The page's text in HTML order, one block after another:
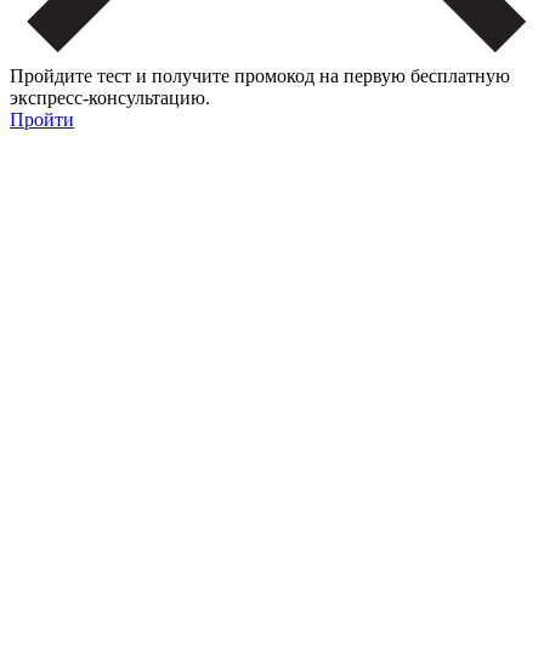
Пройдите тест и получите промокод на первую бесплатную
экспресс-консультацию.
Пройти